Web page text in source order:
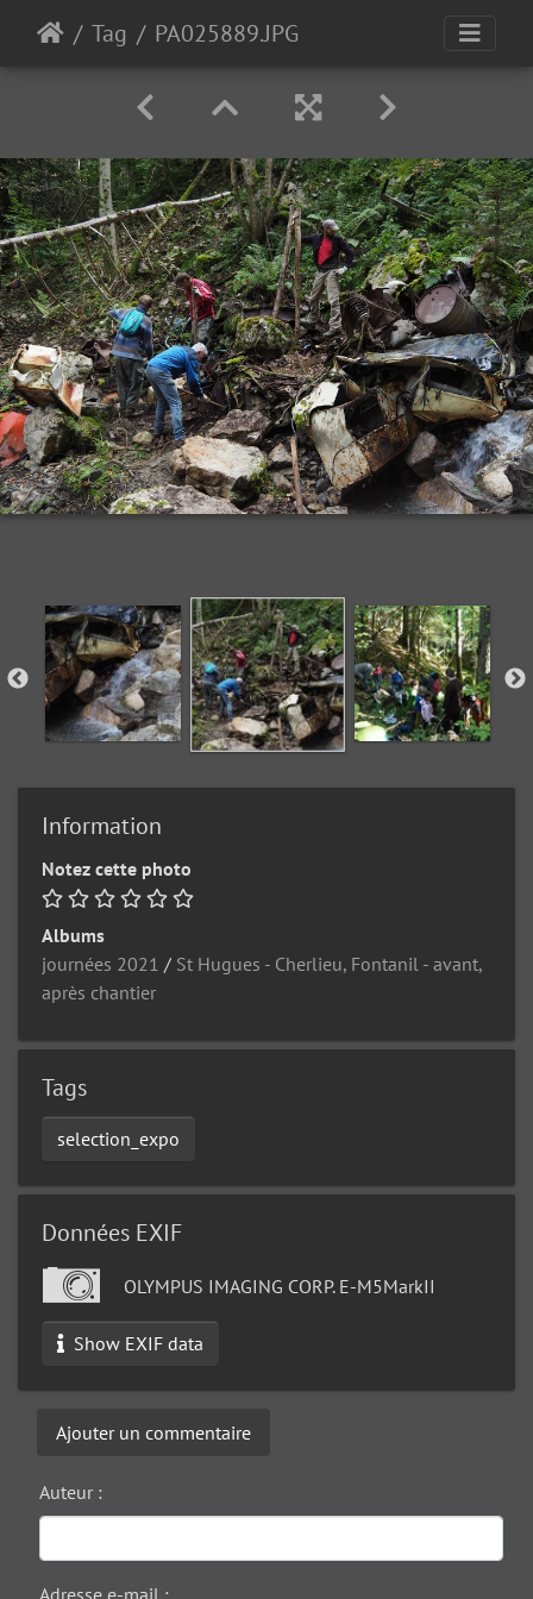
Tag PA025889.JPG
Information
Notez cette photo
Albums
journées 2021 / St Hugues - Cherlieu, Fontanil - avant,
après chantier
Tags
selection_expo
Données EXIF
OLYMPUS IMAGING CORP. E-M5MarkII
Show EXIF data
Ajouter un commentaire
Auteur :
Adresse e-mail :